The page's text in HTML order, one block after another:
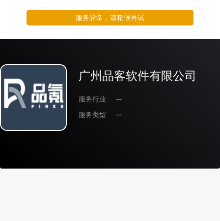
广州品客软件有限公司
服务行业
--
服务类型
--
服务异常，请稍候再试